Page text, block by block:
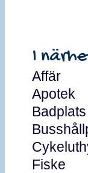
I
Affär
Apotek
Badplats
Fiske